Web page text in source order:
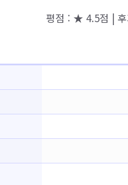
평점 : ★ 4.5점 |